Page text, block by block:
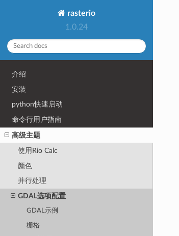
rasterio
1.0.24
介绍
安装
python快速启动
命令行用户指南
高级主题
使用Rio Calc
颜色
并行处理
GDAL选项配置
GDAL示例
栅格